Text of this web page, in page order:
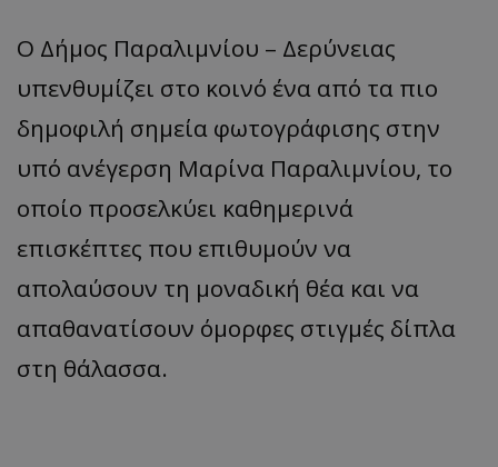
Ο Δήμος Παραλιμνίου – Δερύνειας
υπενθυμίζει στο κοινό ένα από τα πιο
δημοφιλή σημεία φωτογράφισης στην
υπό ανέγερση Μαρίνα Παραλιμνίου, το
οποίο προσελκύει καθημερινά
επισκέπτες που επιθυμούν να
απολαύσουν τη μοναδική θέα και να
απαθανατίσουν όμορφες στιγμές δίπλα
στη θάλασσα.